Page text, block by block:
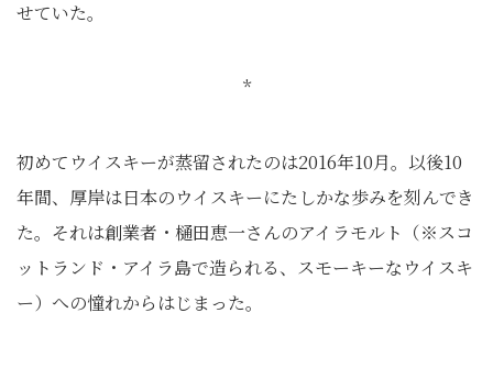
せていた。
*
初めてウイスキーが蒸留されたのは2016年10月。以後10
年間、厚岸は日本のウイスキーにたしかな歩みを刻んでき
た。それは創業者・樋田恵一さんのアイラモルト（※スコ
ットランド・アイラ島で造られる、スモーキーなウイスキ
ー）への憧れからはじまった。